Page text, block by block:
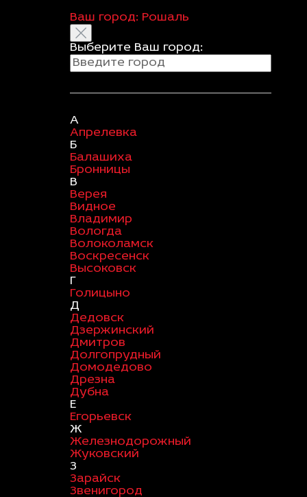
Ваш город: Рошаль
Выберите Ваш город:
А
Апрелевка
Б
Балашиха
Бронницы
В
Верея
Видное
Владимир
Вологда
Волоколамск
Воскресенск
Высоковск
Г
Голицыно
Д
Дедовск
Дзержинский
Дмитров
Долгопрудный
Домодедово
Дрезна
Дубна
Е
Егорьевск
Ж
Железнодорожный
Жуковский
З
Зарайск
Звенигород